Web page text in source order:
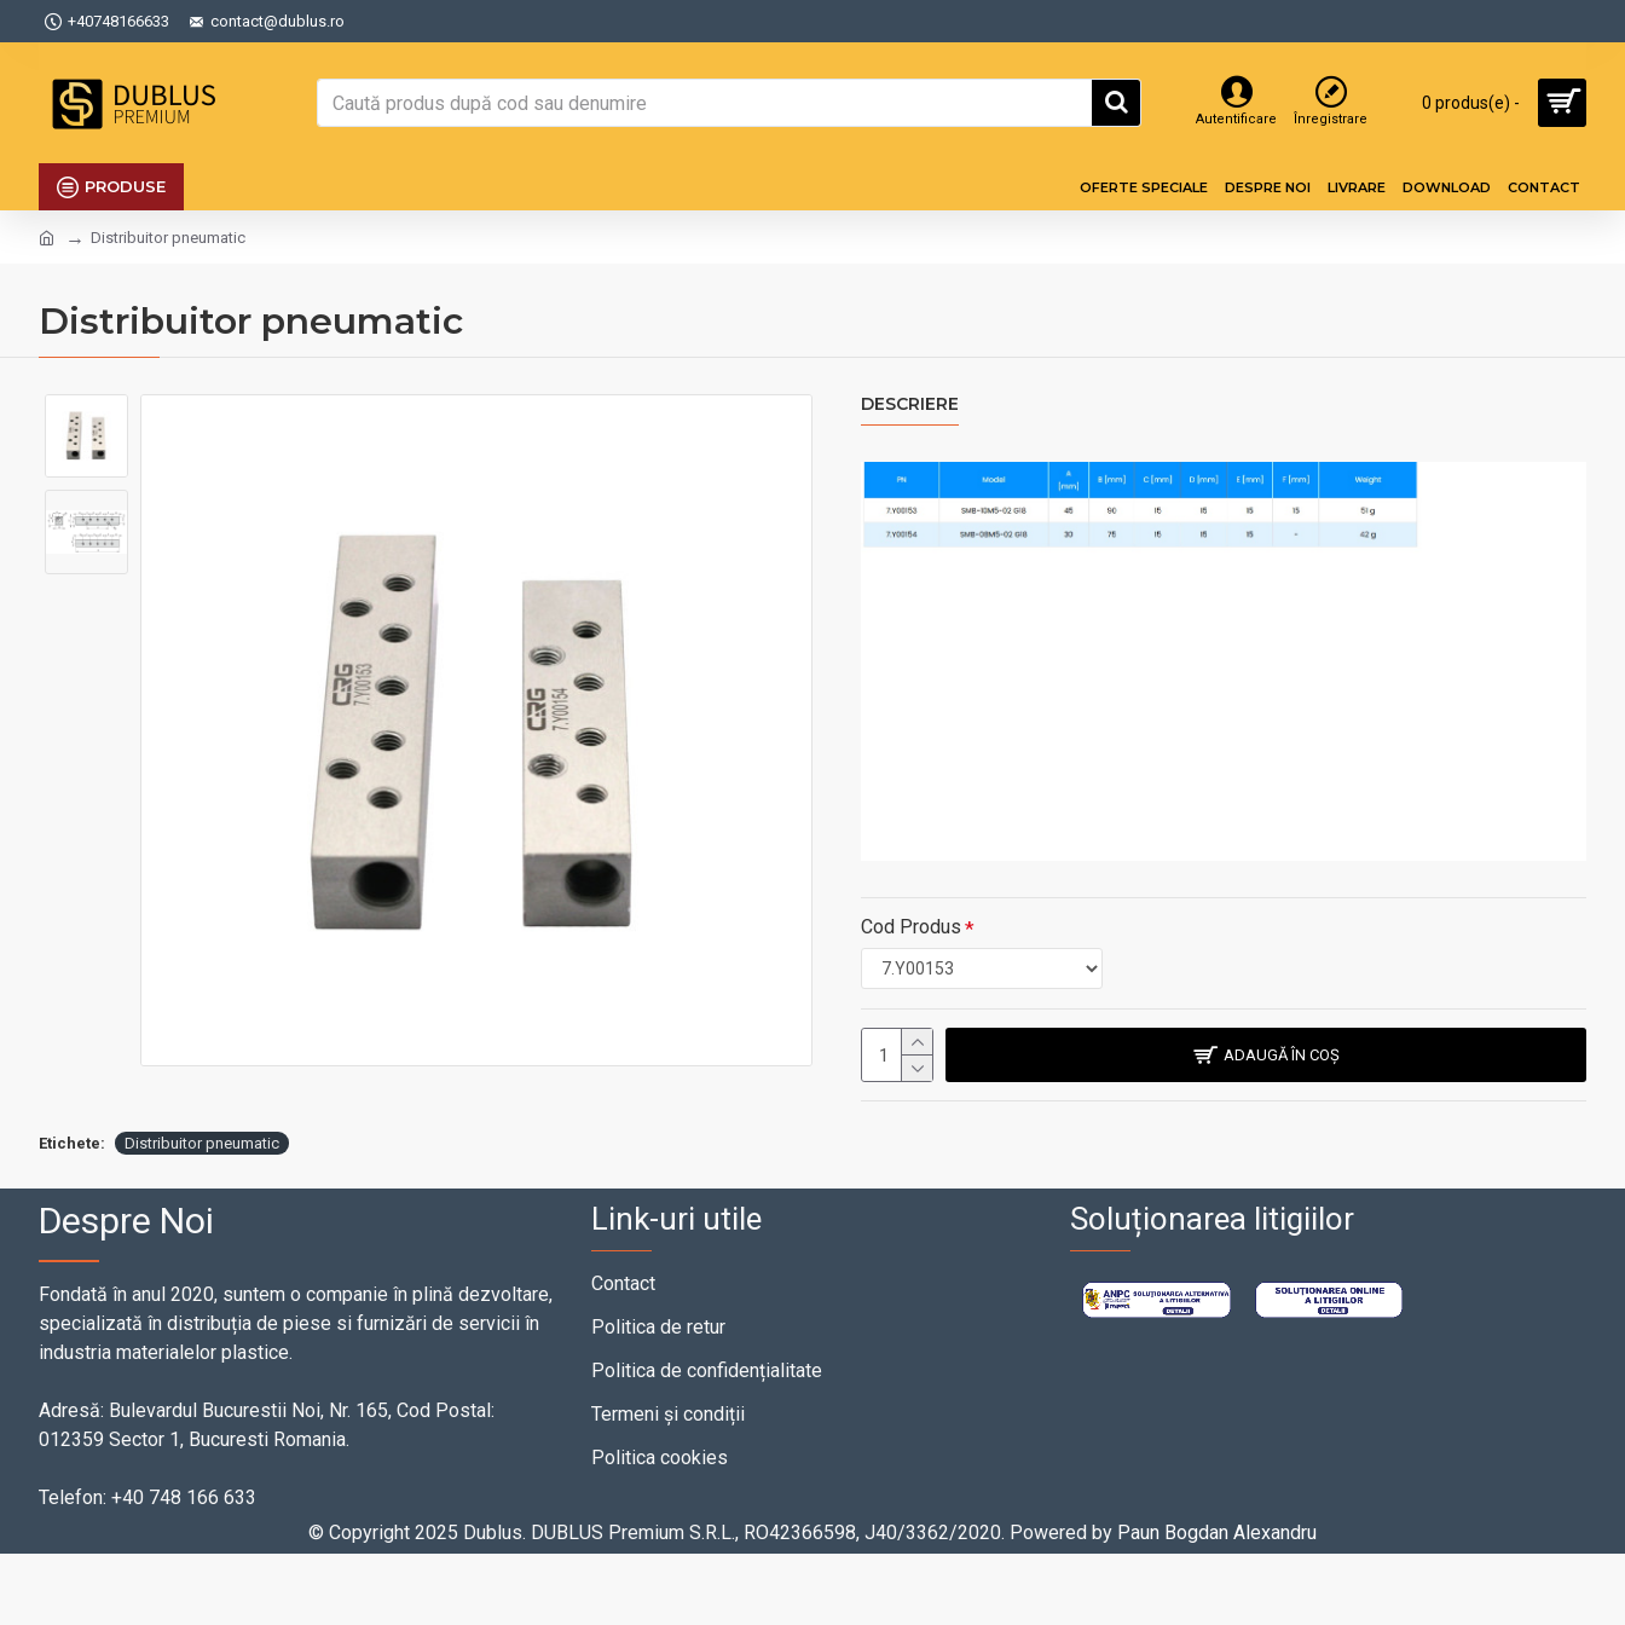
+40748166633 contact@dublus.ro
Autentificare Înregistrare
0 produs(e) -
PRODUSE OFERTE SPECIALE DESPRE NOI LIVRARE DOWNLOAD CONTACT
Distribuitor pneumatic
Distribuitor pneumatic
DESCRIERE
Cod Produs
ADAUGĂ ÎN COȘ
Etichete: Distribuitor pneumatic
Despre Noi
Fondată în anul 2020, suntem o companie în plină dezvoltare,
specializată în distribuția de piese si furnizări de servicii în
industria materialelor plastice.
Adresă: Bulevardul Bucurestii Noi, Nr. 165, Cod Postal:
012359 Sector 1, Bucuresti Romania.
Telefon: +40 748 166 633
Link-uri utile
Contact
Politica de retur
Politica de confidențialitate
Termeni și condiții
Politica cookies
Soluționarea litigiilor
© Copyright 2025 Dublus. DUBLUS Premium S.R.L., RO42366598, J40/3362/2020. Powered by Paun Bogdan Alexandru